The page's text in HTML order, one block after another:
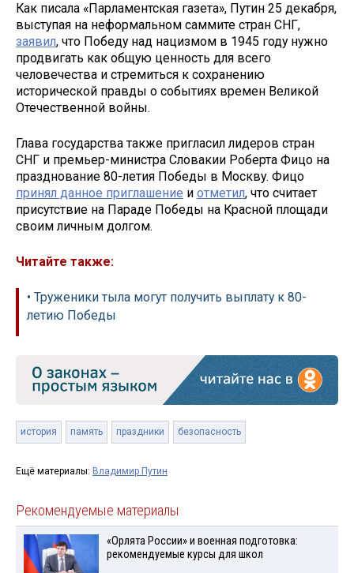
Как писала «Парламентская газета», Путин 25 декабря,
выступая на неформальном саммите стран СНГ,
заявил, что Победу над нацизмом в 1945 году нужно
продвигать как общую ценность для всего
человечества и стремиться к сохранению
исторической правды о событиях времен Великой
Отечественной войны.
Глава государства также пригласил лидеров стран
СНГ и премьер-министра Словакии Роберта Фицо на
празднование 80-летия Победы в Москву. Фицо
принял данное приглашение и отметил, что считает
присутствие на Параде Победы на Красной площади
своим личным долгом.
Читайте также:
• Труженики тыла могут получить выплату к 80-
летию Победы
история память праздники безопасность
Ещё материалы: Владимир Путин
Рекомендуемые материалы
«Орлята России» и военная подготовка:
рекомендуемые курсы для школ